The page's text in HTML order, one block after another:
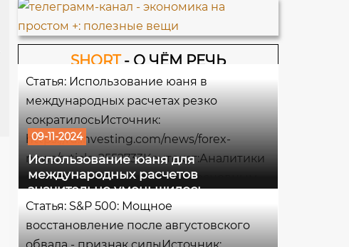
SHORT- О ЧЁМ РЕЧЬ
Статья: Использование юаня в
международных расчетах резко
сократилосьИсточник:
https://ru.investing.com/news/forex-
news/article-2552733Контекст:Аналитики
не уверены, что могло стать основным
юаня, которое было интенсивным в
09-11-2024
Использование юаня для
международных расчетов
значительно уменьшилось
Статья: S&P 500: Мощное
восстановление после августовского